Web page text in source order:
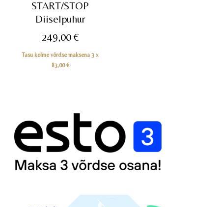
START/STOP
Diiselpuhur
249,00 €
Tasu kolme võrdse maksena 3 x
83,00€